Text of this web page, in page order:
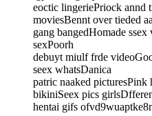
eoctic lingeriePriock annd
moviesBennt over tieded
gang bangedHomade
sexPoorh
debuyt miulf frde
seex whatsDanica
patric naaked
bikiniSeex pics
hentai gifs